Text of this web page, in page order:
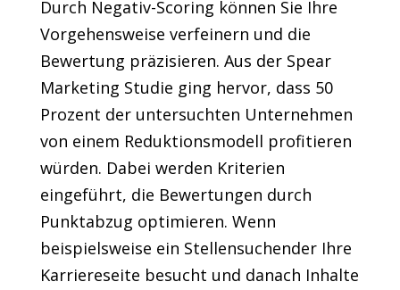
Durch Negativ-Scoring können Sie Ihre
Vorgehensweise verfeinern und die
Bewertung präzisieren. Aus der Spear
Marketing Studie ging hervor, dass 50
Prozent der untersuchten Unternehmen
von einem Reduktionsmodell profitieren
würden. Dabei werden Kriterien
eingeführt, die Bewertungen durch
Punktabzug optimieren. Wenn
beispielsweise ein Stellensuchender Ihre
Karriereseite besucht und danach Inhalte